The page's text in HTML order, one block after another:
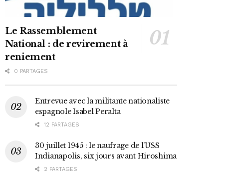
Le Rassemblement
National : de revirement à
reniement
0 PARTAGES
Entrevue avec la militante nationaliste
espagnole Isabel Peralta
12 PARTAGES
30 juillet 1945 : le naufrage de l’USS
Indianapolis, six jours avant Hiroshima
2 PARTAGES